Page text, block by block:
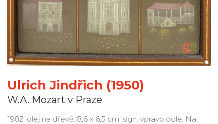
Ulrich Jindřich (1950)
W.A. Mozart v Praze
1982, olej na dřevě, 8,6 x 6,5 cm, sign. vpravo dole. Na